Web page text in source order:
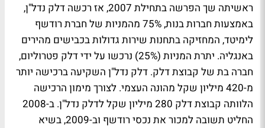
ראשיתה שך הפרשה בתחילת 2007, אז רכשה דלק נדל"ן,
באמצעות חברות בנות, 75% מהמניות של חברת רודשף
לימיטד, המחזיקה בתחנות שירות גדולות בכבישים מהירים
באנגליה. יתרת המניות (25%) נרכשו על ידי דלק פטרוליום,
חברה בת של קבוצת דלק. דלק נדל"ן השקיעה ברכישה יותר
מ-420 מיליון שקל מהונה העצמי. לצורך מימון הרכישה
הלוותה קבוצת דלק 280 מיליון שקל לדלק נדל"ן. ב-2008
החליט תשובה למכור את נכסי רודשף וב-2009, בשיא